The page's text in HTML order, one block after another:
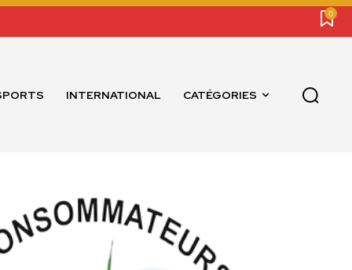
0
INTERNATIONAL CATÉGORIES